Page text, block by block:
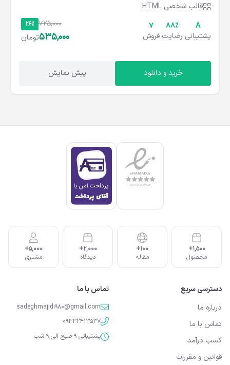
قالب شخصی HTML
A
پشتیبانی
۸۸%
رضایت
7
فروش
26% 725,000
535,000تومان
خرید و دانلود پیش نمایش
1,500+
محصول
100+
مقاله
2,000+
دیدگاه
5,000+
مشتری
دسترسی سریع
درباره ما
تماس با ما
کسب درآمد
قوانین و مقررات
تماس با ما
sadeghmajidi980@gmail.com
09332413537
پشتیبانی 9 صبح الی 9 شب